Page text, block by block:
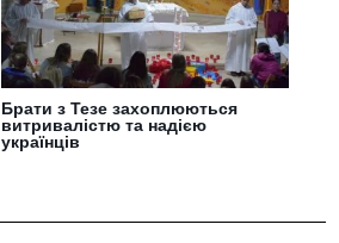
Брати з Тезе захоплюються
витривалістю та надією
українців